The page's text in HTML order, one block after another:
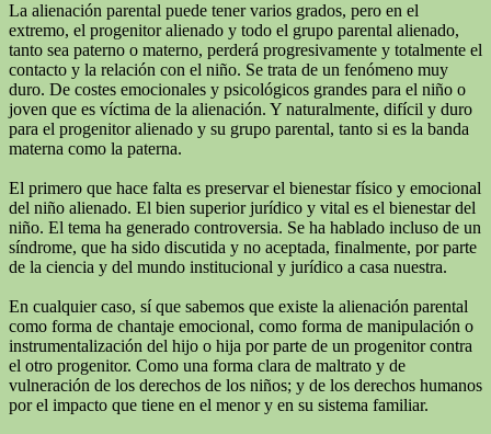
La alienación parental puede tener varios grados, pero en el
extremo, el progenitor alienado y todo el grupo parental alienado,
tanto sea paterno o materno, perderá progresivamente y totalmente el
contacto y la relación con el niño. Se trata de un fenómeno muy
duro. De costes emocionales y psicológicos grandes para el niño o
joven que es víctima de la alienación. Y naturalmente, difícil y duro
para el progenitor alienado y su grupo parental, tanto si es la banda
materna como la paterna.
El primero que hace falta es preservar el bienestar físico y emocional
del niño alienado. El bien superior jurídico y vital es el bienestar del
niño. El tema ha generado controversia. Se ha hablado incluso de un
síndrome, que ha sido discutida y no aceptada, finalmente, por parte
de la ciencia y del mundo institucional y jurídico a casa nuestra.
En cualquier caso, sí que sabemos que existe la alienación parental
como forma de chantaje emocional, como forma de manipulación o
instrumentalización del hijo o hija por parte de un progenitor contra
el otro progenitor. Como una forma clara de maltrato y de
vulneración de los derechos de los niños; y de los derechos humanos
por el impacto que tiene en el menor y en su sistema familiar.